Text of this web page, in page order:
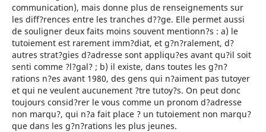
communication), mais donne plus de renseignements sur
les diff?rences entre les tranches d??ge. Elle permet aussi
de souligner deux faits moins souvent mentionn?s : a) le
tutoiement est rarement imm?diat, et g?n?ralement, d?
autres strat?gies d?adresse sont appliqu?es avant qu?il soit
senti comme ?l?gal? ; b) il existe, dans toutes les g?n?
rations n?es avant 1980, des gens qui n?aiment pas tutoyer
et qui ne veulent aucunement ?tre tutoy?s. On peut donc
toujours consid?rer le vous comme un pronom d?adresse
non marqu?, qui n?a fait place ? un tutoiement non marqu?
que dans les g?n?rations les plus jeunes.